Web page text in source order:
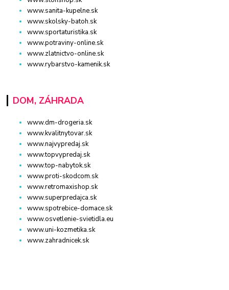
www.sanita-kupelne.sk
www.skolsky-batoh.sk
www.sportaturistika.sk
www.potraviny-online.sk
www.zlatnictvo-online.sk
www.rybarstvo-kamenik.sk
DOM, ZÁHRADA
www.dm-drogeria.sk
www.kvalitnytovar.sk
www.najvypredaj.sk
www.topvypredaj.sk
www.top-nabytok.sk
www.proti-skodcom.sk
www.retromaxishop.sk
www.superpredajca.sk
www.spotrebice-domace.sk
www.osvetlenie-svietidla.eu
www.uni-kozmetika.sk
www.zahradnicek.sk